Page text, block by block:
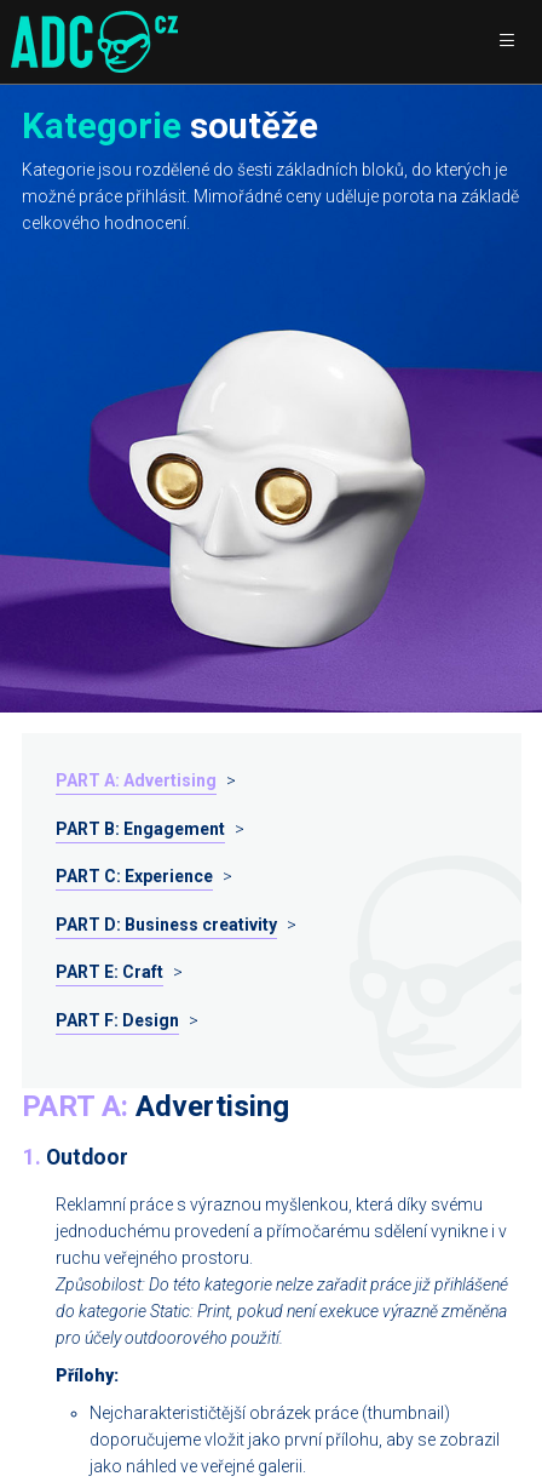
Kategorie soutěže
Kategorie jsou rozdělené do šesti základních bloků, do kterých je
možné práce přihlásit. Mimořádné ceny uděluje porota na základě
celkového hodnocení.
PART A: Advertising
PART B: Engagement
PART C: Experience
PART D: Business creativity
PART E: Craft
PART F: Design
PART A: Advertising
1. Outdoor
Reklamní práce s výraznou myšlenkou, která díky svému
jednoduchému provedení a přímočarému sdělení vynikne i v
ruchu veřejného prostoru.
Způsobilost: Do této kategorie nelze zařadit práce již přihlášené
do kategorie Static: Print, pokud není exekuce výrazně změněna
pro účely outdoorového použití.
Přílohy:
Nejcharakterističtější obrázek práce (thumbnail)
doporučujeme vložit jako první přílohu, aby se zobrazil
jako náhled ve veřejné galerii.